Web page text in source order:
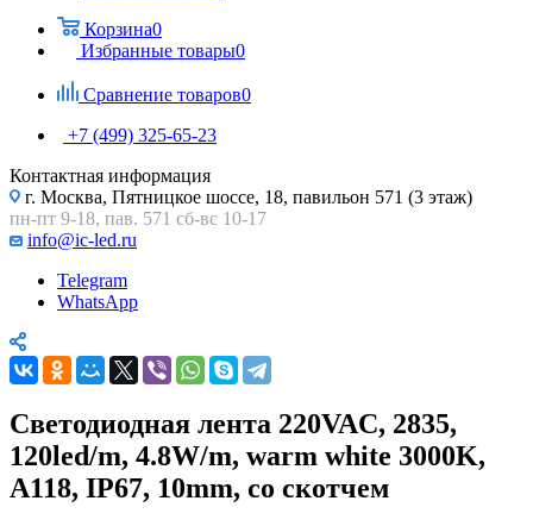
Корзина0
Избранные товары0
Сравнение товаров0
+7 (499) 325-65-23
Контактная информация
г. Москва, Пятницкое шоссе, 18, павильон 571 (3 этаж)
пн-пт 9-18, пав. 571 сб-вс 10-17
info@ic-led.ru
Telegram
WhatsApp
Светодиодная лента 220VAC, 2835,
120led/m, 4.8W/m, warm white 3000K,
A118, IP67, 10mm, со скотчем